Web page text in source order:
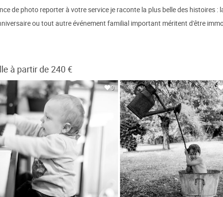
de photo reporter à votre service je raconte la plus belle des histoires :
ou tout autre événement familial important méritent d'être
à partir de 240 €
0